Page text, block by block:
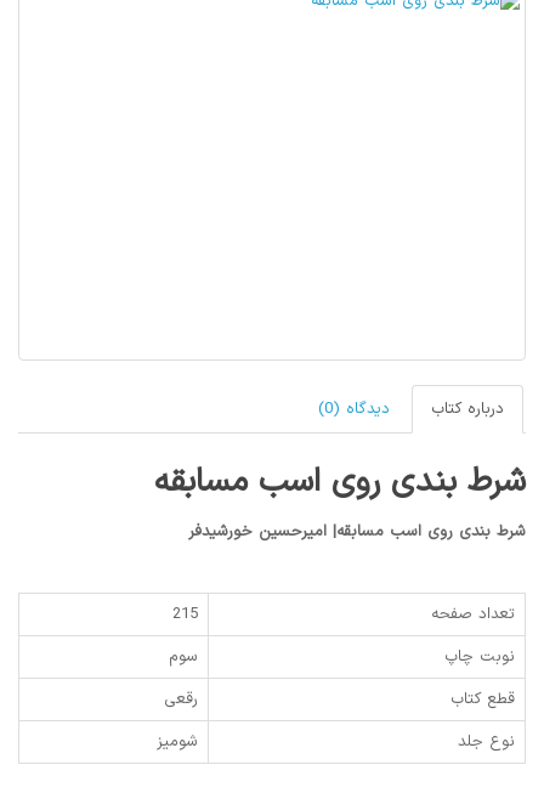
درباره کتاب دیدگاه (0)
شرط بندی روی اسب مسابقه
شرط بندی روی اسب مسابقه| امیرحسین خورشیدفر
تعداد صفحه
215
نوبت چاپ
سوم
قطع کتاب
رقعی
نوع جلد
شومیز